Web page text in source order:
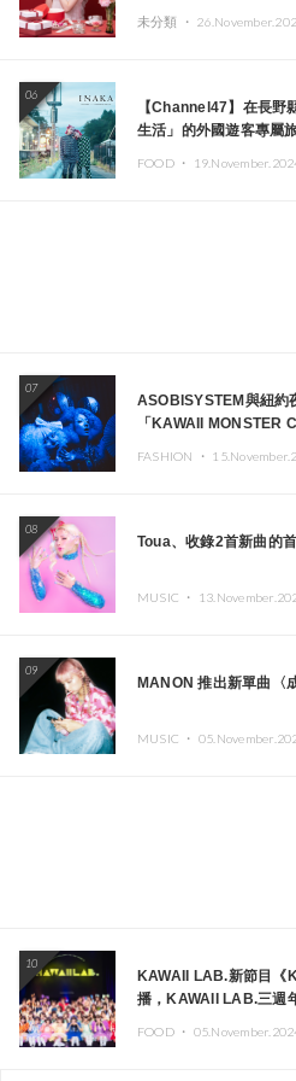
未分類 ・
06
【Channel47】在長野
生活」的外國遊客專屬
FOOD ・
07
ASOBISYSTEM與紐約
「KAWAII MONSTER
FASHION ・
08
Toua、收錄2首新曲的
MUSIC ・
09
MANON 推出新單曲〈
MUSIC ・
10
KAWAII LAB.新節目《
播，KAWAII LAB.三週
FOOD ・